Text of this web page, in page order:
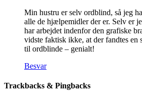
Min hustru er selv ordblind, så jeg
alle de hjælpemidler der er. Selv er
har arbejdet indenfor den grafiske
vidste faktisk ikke, at der fandtes en
til ordblinde – genialt!
Besvar
Trackbacks & Pingbacks